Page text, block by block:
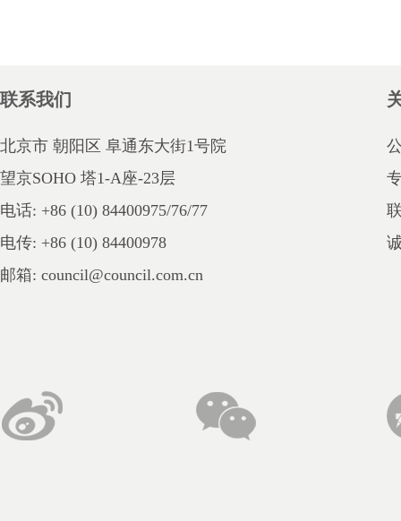
联系我们
北京市 朝阳区 阜通东大街1号院
望京SOHO 塔1-A座-23层
电话: +86 (10) 84400975/76/77
电传: +86 (10) 84400978
邮箱: council@council.com.cn